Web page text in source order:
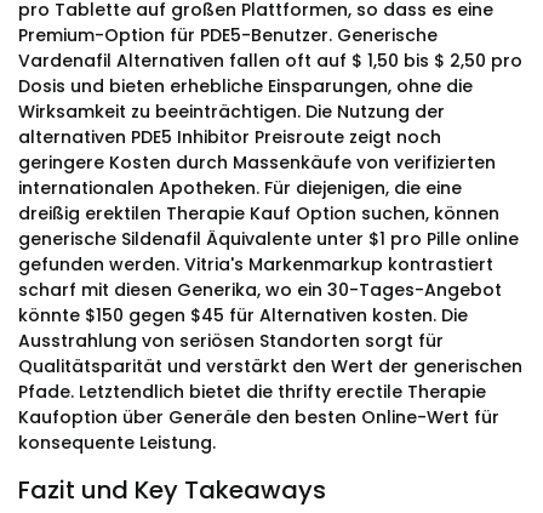
pro Tablette auf großen Plattformen, so dass es eine
Premium-Option für PDE5-Benutzer. Generische
Vardenafil Alternativen fallen oft auf $ 1,50 bis $ 2,50 pro
Dosis und bieten erhebliche Einsparungen, ohne die
Wirksamkeit zu beeinträchtigen. Die Nutzung der
alternativen PDE5 Inhibitor Preisroute zeigt noch
geringere Kosten durch Massenkäufe von verifizierten
internationalen Apotheken. Für diejenigen, die eine
dreißig erektilen Therapie Kauf Option suchen, können
generische Sildenafil Äquivalente unter $1 pro Pille online
gefunden werden. Vitria's Markenmarkup kontrastiert
scharf mit diesen Generika, wo ein 30-Tages-Angebot
könnte $150 gegen $45 für Alternativen kosten. Die
Ausstrahlung von seriösen Standorten sorgt für
Qualitätsparität und verstärkt den Wert der generischen
Pfade. Letztendlich bietet die thrifty erectile Therapie
Kaufoption über Generäle den besten Online-Wert für
konsequente Leistung.
Fazit und Key Takeaways